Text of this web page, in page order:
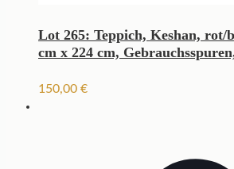
Lot 265: Teppich, Keshan, rot/
cm x 224 cm,
150,00 €